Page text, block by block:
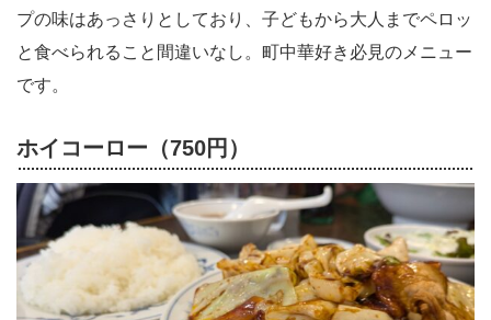
プの味はあっさりとしており、子どもから大人までペロッ
と食べられること間違いなし。町中華好き必見のメニュー
です。
ホイコーロー（750円）